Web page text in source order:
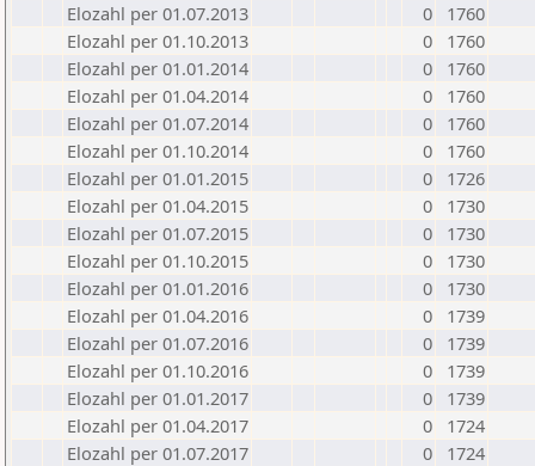
Elozahl per 01.07.2013
0
1760
Elozahl per 01.10.2013
0
1760
Elozahl per 01.01.2014
0
1760
Elozahl per 01.04.2014
0
1760
Elozahl per 01.07.2014
0
1760
Elozahl per 01.10.2014
0
1760
Elozahl per 01.01.2015
0
1726
Elozahl per 01.04.2015
0
1730
Elozahl per 01.07.2015
0
1730
Elozahl per 01.10.2015
0
1730
Elozahl per 01.01.2016
0
1730
Elozahl per 01.04.2016
0
1739
Elozahl per 01.07.2016
0
1739
Elozahl per 01.10.2016
0
1739
Elozahl per 01.01.2017
0
1739
Elozahl per 01.04.2017
0
1724
Elozahl per 01.07.2017
0
1724